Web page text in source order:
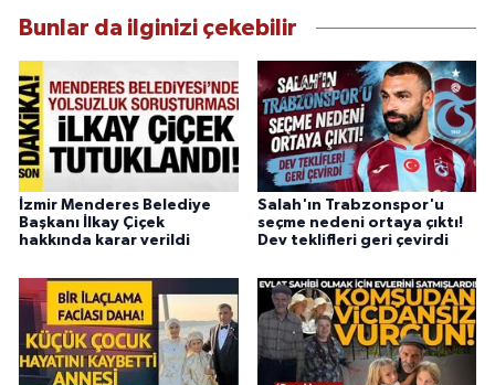
Bunlar da ilginizi çekebilir
İzmir Menderes Belediye
Başkanı İlkay Çiçek
hakkında karar verildi
Salah'ın Trabzonspor'u
seçme nedeni ortaya çıktı!
Dev teklifleri geri çevirdi